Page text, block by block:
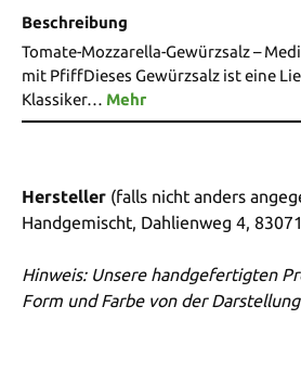
Beschreibung
Tomate-Mozzarella-Gewürzsalz –
mit PfiffDieses Gewürzsalz ist eine
Klassiker… Mehr
Hersteller (falls nicht anders
Handgemischt, Dahlienweg 4,
Hinweis: Unsere handgefertigten
Form und Farbe von der